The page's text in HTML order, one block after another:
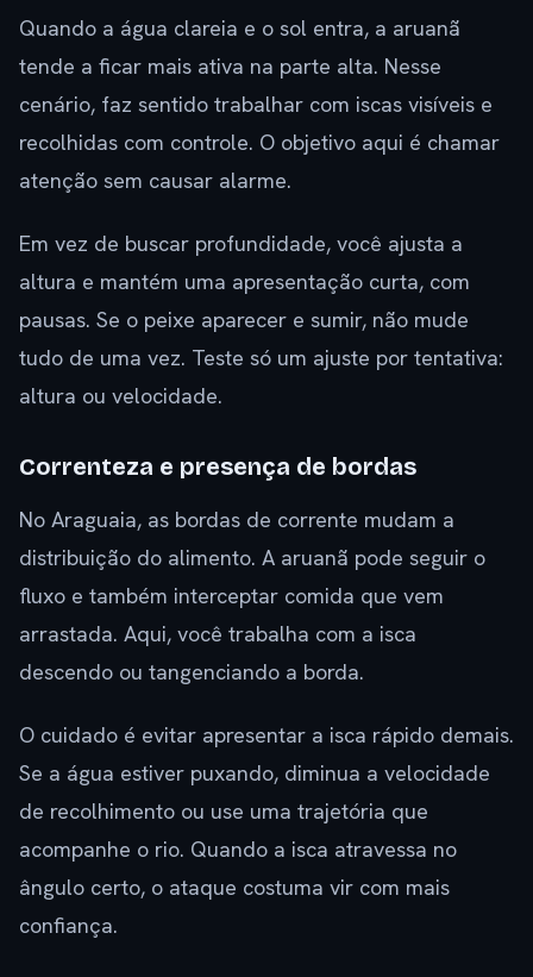
Quando a água clareia e o sol entra, a aruanã
tende a ficar mais ativa na parte alta. Nesse
cenário, faz sentido trabalhar com iscas visíveis e
recolhidas com controle. O objetivo aqui é chamar
atenção sem causar alarme.
Em vez de buscar profundidade, você ajusta a
altura e mantém uma apresentação curta, com
pausas. Se o peixe aparecer e sumir, não mude
tudo de uma vez. Teste só um ajuste por tentativa:
altura ou velocidade.
Correnteza e presença de bordas
No Araguaia, as bordas de corrente mudam a
distribuição do alimento. A aruanã pode seguir o
fluxo e também interceptar comida que vem
arrastada. Aqui, você trabalha com a isca
descendo ou tangenciando a borda.
O cuidado é evitar apresentar a isca rápido demais.
Se a água estiver puxando, diminua a velocidade
de recolhimento ou use uma trajetória que
acompanhe o rio. Quando a isca atravessa no
ângulo certo, o ataque costuma vir com mais
confiança.